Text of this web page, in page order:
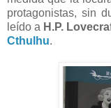
protagonistas, sin
leído a H.P.
Cthulhu.